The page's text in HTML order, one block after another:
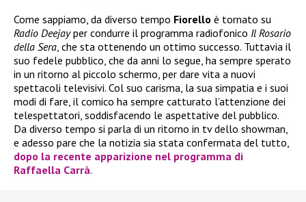
Come sappiamo, da diverso tempo Fiorello è tornato su
Radio Deejayper condurre il programma radiofonico Il Rosario
della Sera, che sta ottenendo un ottimo successo. Tuttavia il
suo fedele pubblico, che da anni lo segue, ha sempre sperato
in un ritorno al piccolo schermo, per dare vita a nuovi
spettacoli televisivi. Col suo carisma, la sua simpatia e i suoi
modi di fare, il comico ha sempre catturato l’attenzione dei
telespettatori, soddisfacendo le aspettative del pubblico.
Da diverso tempo si parla di un ritorno in tv dello showman,
e adesso pare che la notizia sia stata confermata del tutto,
dopo la recente apparizione nel programma di
Raffaella Carrà.